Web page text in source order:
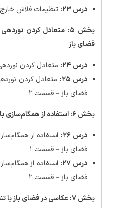
درس ۲۳:
تنظیمات فلاش خارج
بخش ۵: متعادل کردن
فضای باز
درس ۲۴:
متعادل کردن
درس ۲۵:
متعادل کردن
فضای باز – قسمت ۲
بخش ۶: استفاده از همگام‌سازی با سرعت بالا
درس ۲۶:
استفاده از
فضای باز – قسمت ۱
درس ۲۷:
استفاده از
فضای باز – قسمت ۲
بخش ۷: عکاسی در فضای باز با تنظیمات دو نور